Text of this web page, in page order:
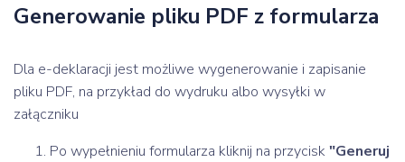
Generowanie pliku PDF z formularza
Dla e-deklaracji jest możliwe wygenerowanie i zapisanie
pliku PDF, na przykład do wydruku albo wysyłki w
załączniku
Po wypełnieniu formularza kliknij na przycisk"Generuj